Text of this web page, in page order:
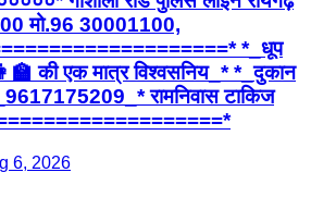
मो.96 30001100,
*_धूप
की एक मात्र विश्वसनिय_* *_दुकान
रामनिवास टाकिज
6, 2026